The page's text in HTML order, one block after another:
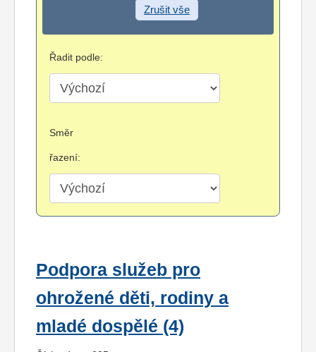
Zrušit vše
Řadit podle:
Směr
řazení:
Podpora služeb pro
ohrožené děti, rodiny a
mladé dospělé (4)